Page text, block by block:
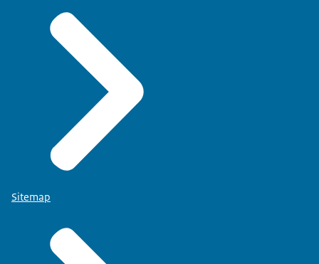
Sitemap